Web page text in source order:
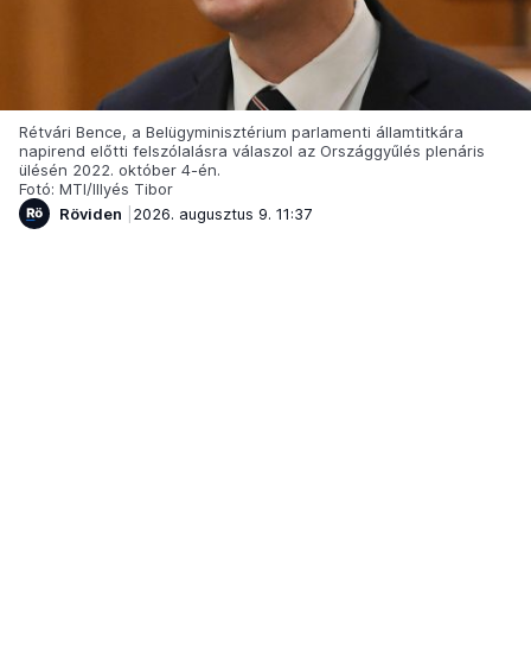
Rétvári Bence, a Belügyminisztérium parlamenti államtitkára
napirend előtti felszólalásra válaszol az Országgyűlés plenáris
ülésén 2022. október 4-én.
Fotó: MTI/Illyés Tibor
Röviden
2026. augusztus 9. 11:37